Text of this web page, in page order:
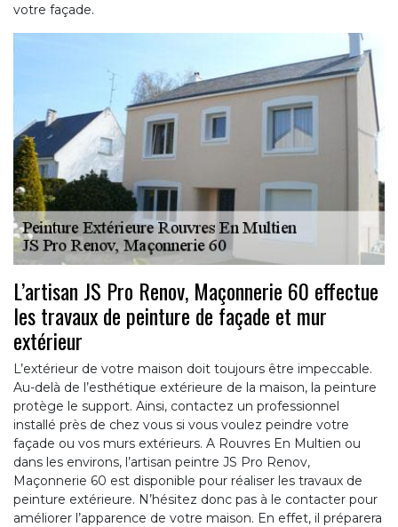
votre façade.
L’artisan JS Pro Renov, Maçonnerie 60 effectue
les travaux de peinture de façade et mur
extérieur
L’extérieur de votre maison doit toujours être impeccable.
Au-delà de l’esthétique extérieure de la maison, la peinture
protège le support. Ainsi, contactez un professionnel
installé près de chez vous si vous voulez peindre votre
façade ou vos murs extérieurs. A Rouvres En Multien ou
dans les environs, l’artisan peintre JS Pro Renov,
Maçonnerie 60 est disponible pour réaliser les travaux de
peinture extérieure. N’hésitez donc pas à le contacter pour
améliorer l’apparence de votre maison. En effet, il préparera